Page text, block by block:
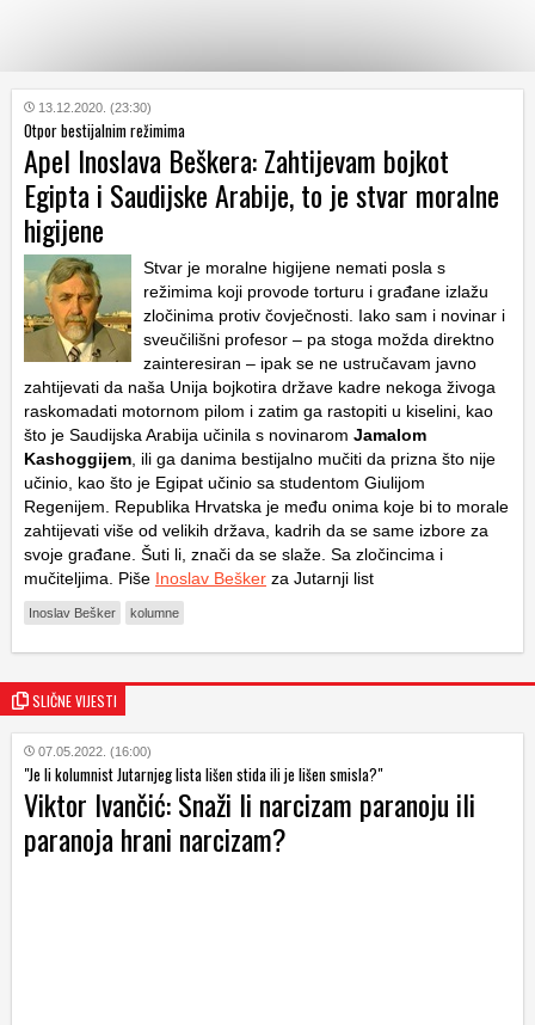
KATEGORIJE
HRVATSKI
WEB
13.12.2020. (23:30)
Otpor bestijalnim režimima
Apel Inoslava Beškera: Zahtijevam bojkot
Egipta i Saudijske Arabije, to je stvar moralne
higijene
Stvar je moralne higijene nemati posla s
režimima koji provode torturu i građane izlažu
zločinima protiv čovječnosti. Iako sam i novinar i
sveučilišni profesor – pa stoga možda direktno
zainteresiran – ipak se ne ustručavam javno
zahtijevati da naša Unija bojkotira države kadre nekoga živoga
raskomadati motornom pilom i zatim ga rastopiti u kiselini, kao
što je Saudijska Arabija učinila s novinarom Jamalom
Kashoggijem , ili ga danima bestijalno mučiti da prizna što nije
učinio, kao što je Egipat učinio sa studentom Giulijom
Regenijem. Republika Hrvatska je među onima koje bi to morale
zahtijevati više od velikih država, kadrih da se same izbore za
svoje građane. Šuti li, znači da se slaže. Sa zločincima i
mučiteljima. Piše Inoslav Bešker za Jutarnji list
Inoslav Bešker kolumne
SLIČNE VIJESTI
07.05.2022. (16:00)
"Je li kolumnist Jutarnjeg lista lišen stida ili je lišen smisla?"
Viktor Ivančić: Snaži li narcizam paranoju ili
paranoja hrani narcizam?